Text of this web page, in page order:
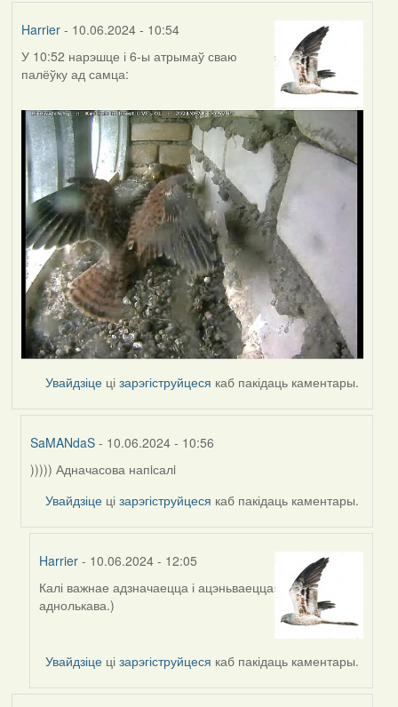
Harrier- 10.06.2024 - 10:54
У 10:52 нарэшце і 6-ы атрымаў сваю
палёўку ад самца:
Увайдзіце цізарэгіструйцеся каб пакідаць каментары.
SaMANdaS - 10.06.2024 - 10:56
In
reply
by
))))) Адначасова напiсалi
Увайдзіце цізарэгіструйцеся каб пакідаць каментары.
Harrier - 10.06.2024 - 12:05
In
reply
SaMANdaS
Калі важнае адзначаецца і ацэньваецца
аднолькава.)
Увайдзіце цізарэгіструйцеся каб пакідаць каментары.